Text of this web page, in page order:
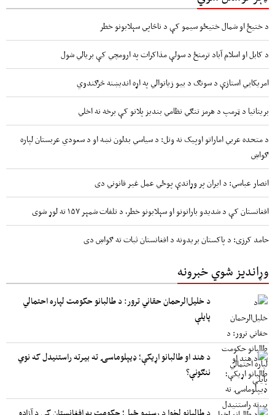
د ختیځ او شمال ختیځو سیمو کې د ناڅاپي سېلابونو خطر
د کابل او اسلام آباد ترمنځ د سولې مذاکرات په ارومچي کې بريالي شول
امریکايي استازې د سونګ د بیو زیاتوالي په اړه اندیښنه څرګندوي
بریتانیا د ټرمپ د هرمز تنګي نظامي بندیز پلانو کې برخه نه اخلي
د متحده عربي اماراتو اوپیک نه وتل: د سیاسي بدلون نښه او د سعودي عربستان لپاره
ګواښ
انصار عباسي: د ایران پر وړاندې پوځي عمل غیر قانوني دی
افغانستان کې د شدیدو بارانونو او سېلابونو خطر، د تلفات شمېر ۱۵۷ ته لوړ شوی
حامد کرزی: د پاکستان بریدونه د افغانستان ثبات ته ګواښ دی
وړاندیز شوي خبرونه
د خلیل‌الرحمان حقاني ترور: د طالبانو حکومت لپاره احتمالي
پایلې
د هند او طالبانو اړیکې؛ ډیپلوماسۍ ته بیرته راستنیدل که نوي
ننګونې؟